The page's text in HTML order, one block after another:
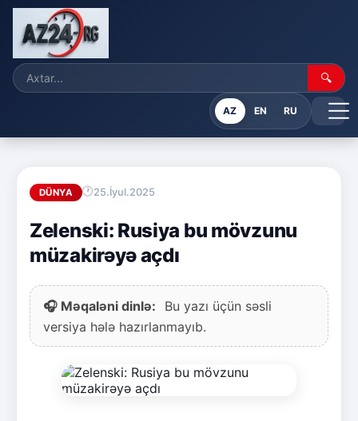
🔍
AZ EN RU
DÜNYA 25.İyul.2025
Zelenski: Rusiya bu mövzunu
müzakirəyə açdı
🎧 Məqaləni dinlə:
Bu yazı üçün səsli
versiya hələ hazırlanmayıb.